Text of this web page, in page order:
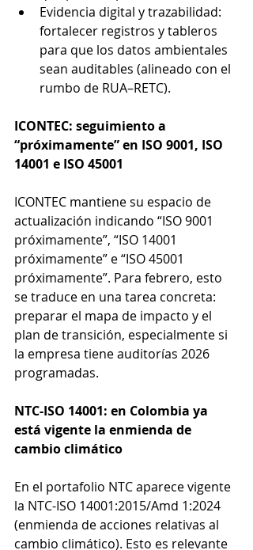
Evidencia digital y trazabilidad:
fortalecer registros y tableros
para que los datos ambientales
sean auditables (alineado con el
rumbo de RUA–RETC).
ICONTEC: seguimiento a
“próximamente” en ISO 9001, ISO
14001 e ISO 45001
ICONTEC mantiene su espacio de
actualización indicando “ISO 9001
próximamente”, “ISO 14001
próximamente” e “ISO 45001
próximamente”. Para febrero, esto
se traduce en una tarea concreta:
preparar el mapa de impacto y el
plan de transición, especialmente si
la empresa tiene auditorías 2026
programadas.
NTC-ISO 14001: en Colombia ya
está vigente la enmienda de
cambio climático
En el portafolio NTC aparece vigente
la NTC-ISO 14001:2015/Amd 1:2024
(enmienda de acciones relativas al
cambio climático). Esto es relevante